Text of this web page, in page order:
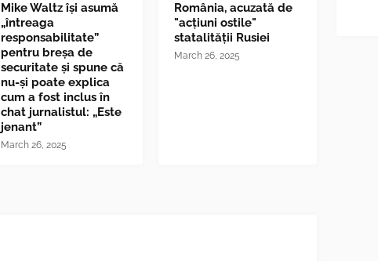
Mike Waltz îşi asumă
„întreaga
responsabilitate”
pentru breşa de
securitate și spune că
nu-și poate explica
cum a fost inclus în
chat jurnalistul: „Este
jenant”
March 26, 2025
România, acuzată de
"acțiuni ostile"
statalității Rusiei
March 26, 2025